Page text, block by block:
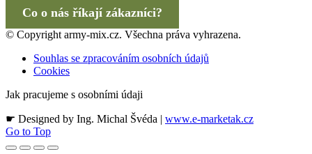
Co o nás říkají zákazníci?
© Copyright army-mix.cz. Všechna práva vyhrazena.
Souhlas se zpracováním osobních údajů
Cookies
Jak pracujeme s osobními údaji
☛ Designed by Ing. Michal Švéda | www.e-marketak.cz
Go to Top